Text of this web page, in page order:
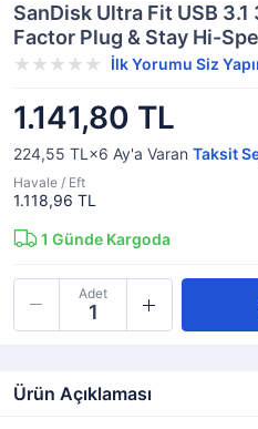
SanDisk Ultra Fit USB 3.1
Factor Plug & Stay Hi-
İlk Yorumu Siz
1.141,80 TL
224,55 TL×6 Ay'a Varan Taksit
Havale / Eft
1.118,96 TL
1 Günde Kargoda
Adet
Ürün Açıklaması